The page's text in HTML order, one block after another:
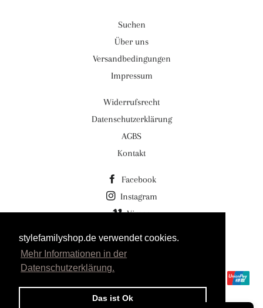
stylefamilyshop.de verwendet cookies.
Mehr Informationen in der
Datenschutzerklärung.
Das ist Ok
Suchen
Über uns
Versandbedingungen
Impressum
Widerrufsrecht
Datenschutzerklärung
AGBS
Kontakt
Facebook
Instagram
Vimeo
© 2026,Stylefamilyshop.de Stylefamily GmbH
Powered by Shopify